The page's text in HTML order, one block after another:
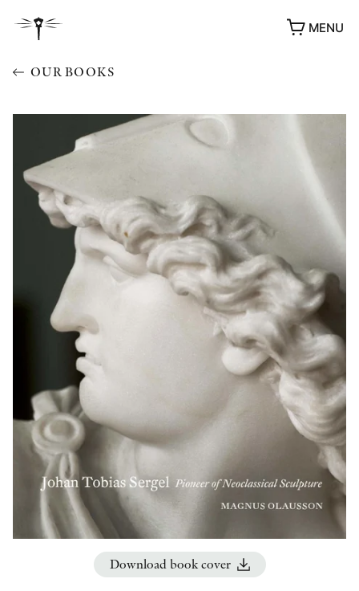
MENU
AWARDS
OTHER FORMATS
OUR BOOKS
Download book cover